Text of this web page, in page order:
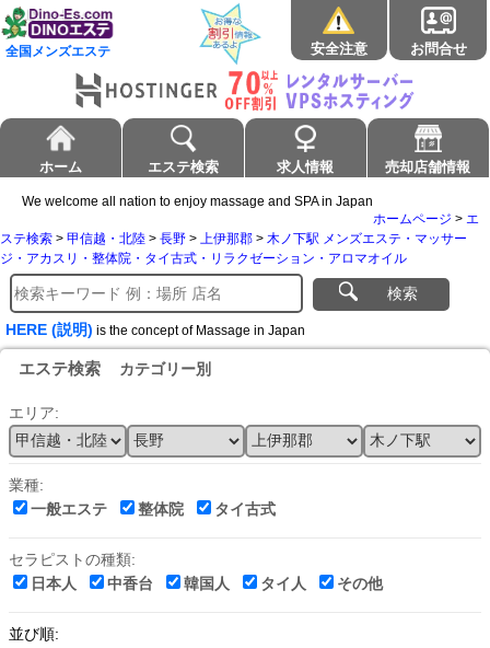
全国メンズエステ 安全注意 お問合せ
ホーム エステ検索 求人情報 売却店舗情報
We welcome all nation to enjoy massage and SPA in Japan
ホームページ > エ
ステ検索 > 甲信越・北陸 > 長野 > 上伊那郡 > 木ノ下駅 メンズエステ・マッサー
ジ・アカスリ・整体院・タイ古式・リラクゼーション・アロマオイル
検索
HERE (説明) is the concept of Massage in Japan
エステ検索 カテゴリー別
エリア:
業種:
一般エステ
整体院 タイ古式
セラピストの種類:
日本人
中香台 韓国人 タイ人 その他
並び順: